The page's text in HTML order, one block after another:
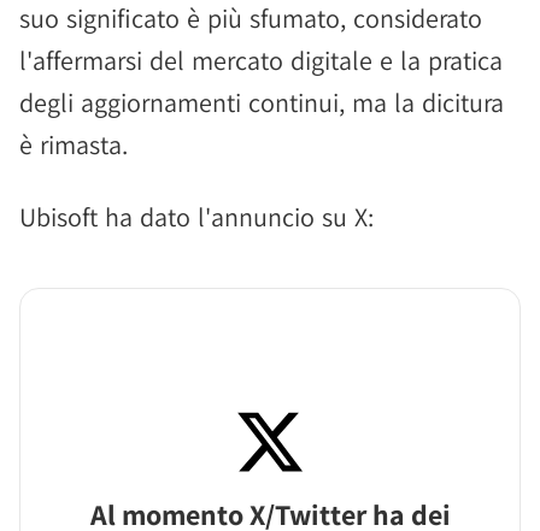
suo significato è più sfumato, considerato
l'affermarsi del mercato digitale e la pratica
degli aggiornamenti continui, ma la dicitura
è rimasta.
Ubisoft ha dato l'annuncio su X:
Al momento X/Twitter ha dei